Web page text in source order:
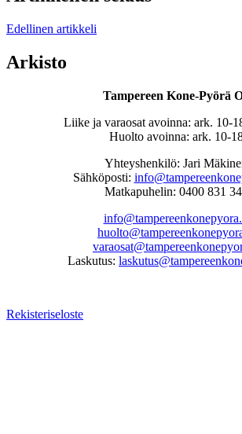
Edellinen artikkeli
Arkisto
Tampereen Kone-Pyörä
Liike ja varaosat avoinna: ark. 10-
Huolto avoinna: ark. 10-
Yhteyshenkilö: Jari
Sähköposti:
Matkapuhelin: 0400 831
Laskutus:
Rekisteriseloste